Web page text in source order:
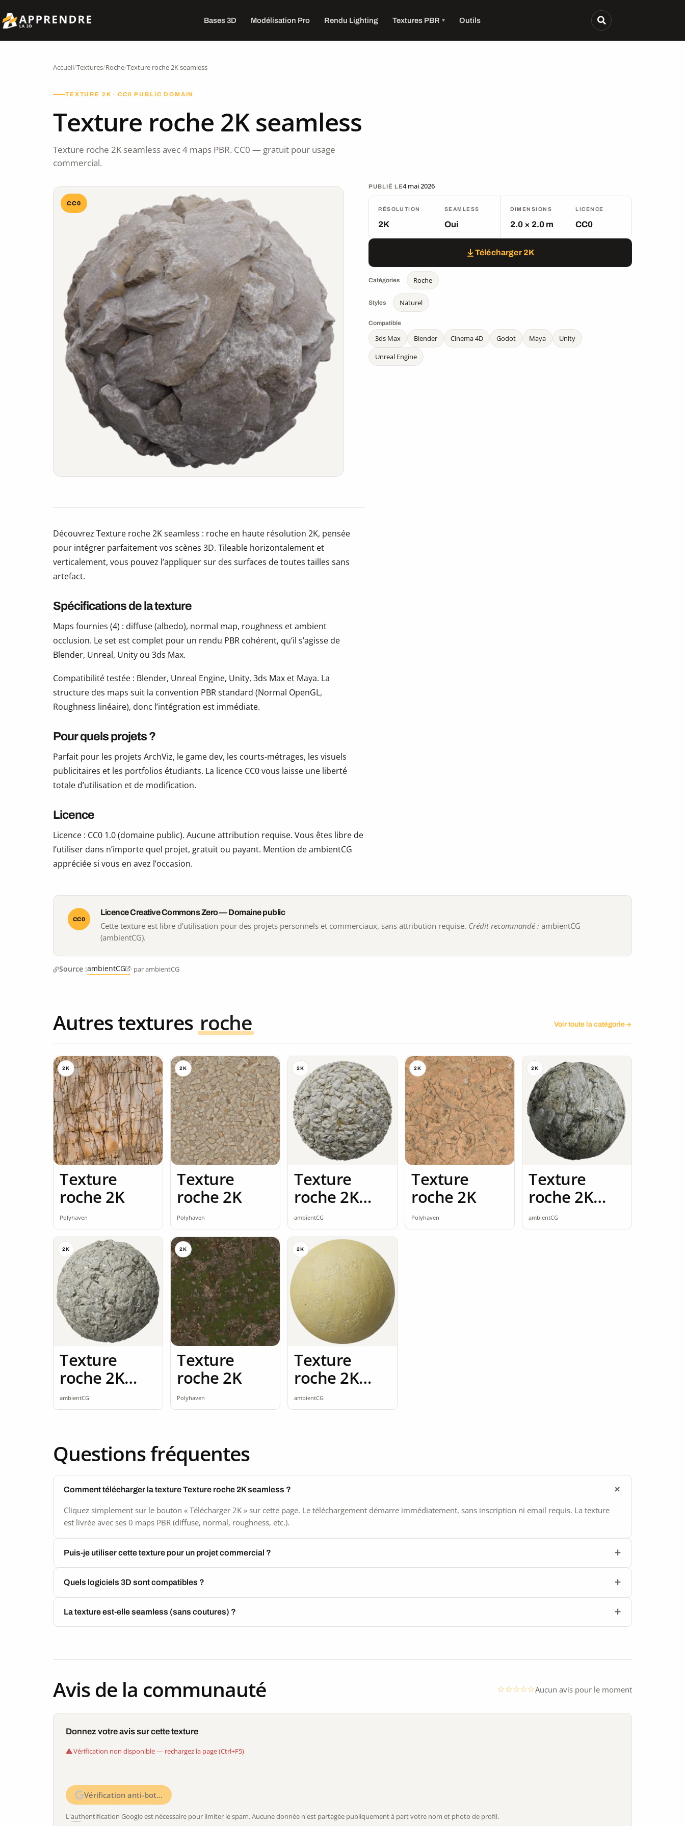
Bases 3D Modélisation Pro Rendu Lighting Textures PBR Outils
Accueil/Textures/Roche/Texture roche 2K seamless
TEXTURE 2K · CC0 PUBLIC DOMAIN
Texture roche 2K seamless
Texture roche 2K seamless avec 4 maps PBR. CC0 — gratuit pour usage
commercial.
CC0
PUBLIÉ LE4 mai 2026
RÉSOLUTION
2K
SEAMLESS
Oui
DIMENSIONS
2.0 × 2.0 m
LICENCE
CC0
Télécharger 2K
Catégories Roche
Styles Naturel
Compatible
3ds Max Blender Cinema 4D Godot Maya
Unity
Unreal Engine
Découvrez Texture roche 2K seamless : roche en haute résolution 2K, pensée
pour intégrer parfaitement vos scènes 3D. Tileable horizontalement et
verticalement, vous pouvez l’appliquer sur des surfaces de toutes tailles sans
artefact.
Spécifications de la texture
Maps fournies (4) : diffuse (albedo), normal map, roughness et ambient
occlusion. Le set est complet pour un rendu PBR cohérent, qu’il s’agisse de
Blender, Unreal, Unity ou 3ds Max.
Compatibilité testée : Blender, Unreal Engine, Unity, 3ds Max et Maya. La
structure des maps suit la convention PBR standard (Normal OpenGL,
Roughness linéaire), donc l’intégration est immédiate.
Pour quels projets ?
Parfait pour les projets ArchViz, le game dev, les courts-métrages, les visuels
publicitaires et les portfolios étudiants. La licence CC0 vous laisse une liberté
totale d’utilisation et de modification.
Licence
Licence : CC0 1.0 (domaine public). Aucune attribution requise. Vous êtes libre de
l’utiliser dans n’importe quel projet, gratuit ou payant. Mention de ambientCG
appréciée si vous en avez l’occasion.
CC0
Licence Creative Commons Zero — Domaine public
Cette texture est libre d'utilisation pour des projets personnels et commerciaux, sans attribution requise. Crédit recommandé : ambientCG
(ambientCG).
Source :ambientCG · par ambientCG
Autres textures roche Voir toute la catégorie
2K
Texture
roche 2K
Polyhaven
2K
Texture
roche 2K
Polyhaven
2K
Texture
roche 2K
seamless
ambientCG
2K
Texture
roche 2K
Polyhaven
2K
Texture
roche 2K
seamless
ambientCG
2K
Texture
roche 2K
seamless
ambientCG
2K
Texture
roche 2K
Polyhaven
2K
Texture
roche 2K
seamless
ambientCG
Questions fréquentes
Comment télécharger la texture Texture roche 2K seamless ?
Cliquez simplement sur le bouton « Télécharger 2K » sur cette page. Le téléchargement démarre immédiatement, sans inscription ni email requis. La texture
est livrée avec ses 0 maps PBR (diffuse, normal, roughness, etc.).
Puis-je utiliser cette texture pour un projet commercial ?
Quels logiciels 3D sont compatibles ?
La texture est-elle seamless (sans coutures) ?
Avis de la communauté Aucun avis pour le moment
Donnez votre avis sur cette texture
Vérification non disponible — rechargez la page (Ctrl+F5)
Vérification anti-bot…
L'authentification Google est nécessaire pour limiter le spam. Aucune donnée n'est partagée publiquement à part votre nom et photo de profil.